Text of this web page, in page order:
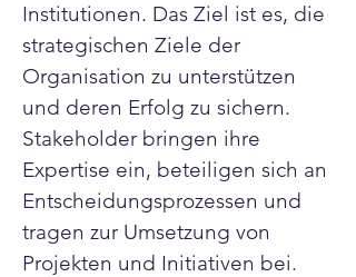
Institutionen. Das Ziel ist es, die
strategischen Ziele der
Organisation zu unterstützen
und deren Erfolg zu sichern.
Stakeholder bringen ihre
Expertise ein, beteiligen sich an
Entscheidungsprozessen und
tragen zur Umsetzung von
Projekten und Initiativen bei.